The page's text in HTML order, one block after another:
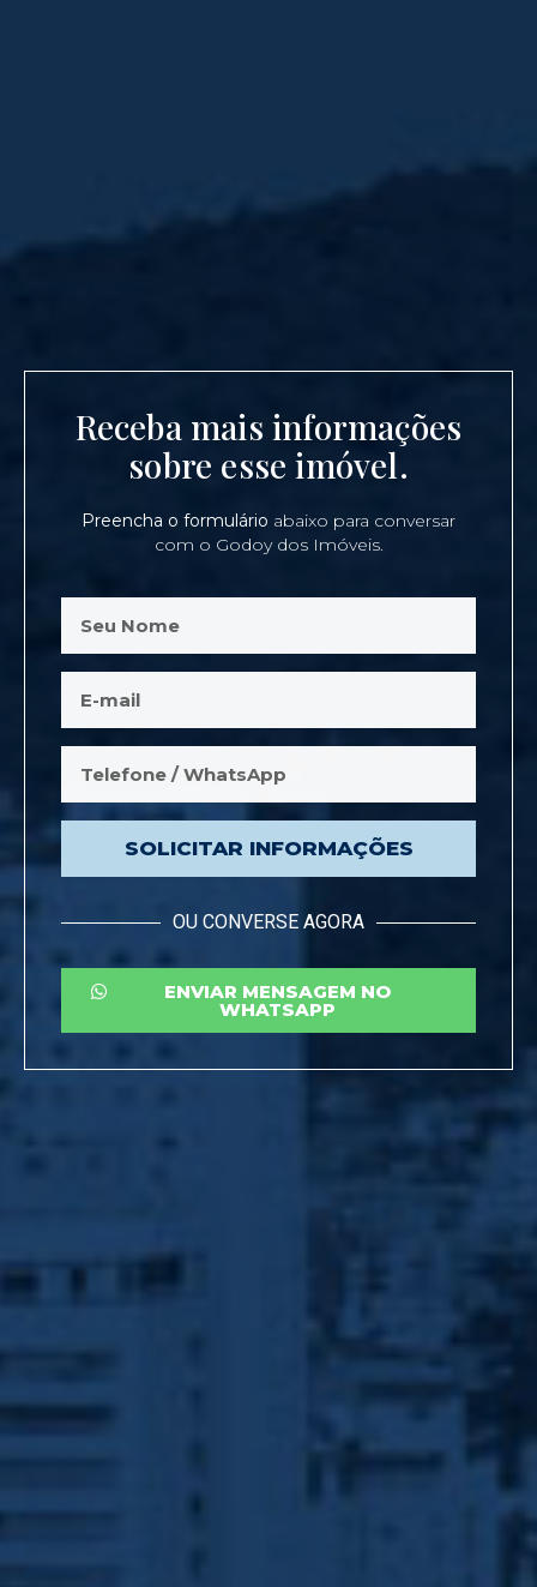
Receba mais informações
sobre esse imóvel.
Preencha o formulário abaixo para conversar
com o Godoy dos Imóveis.
SOLICITAR INFORMAÇÕES
OU CONVERSE AGORA
ENVIAR MENSAGEM NO
WHATSAPP